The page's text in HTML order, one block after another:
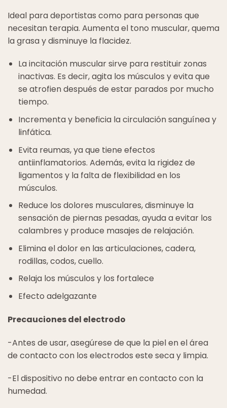
Ideal para deportistas como para personas que
necesitan terapia. Aumenta el tono muscular, quema
la grasa y disminuye la flacidez.
La incitación muscular sirve para restituir zonas
inactivas. Es decir, agita los músculos y evita que
se atrofien después de estar parados por mucho
tiempo.
Incrementa y beneficia la circulación sanguínea y
linfática.
Evita reumas, ya que tiene efectos
antiinflamatorios. Además, evita la rigidez de
ligamentos y la falta de flexibilidad en los
músculos.
Reduce los dolores musculares, disminuye la
sensación de piernas pesadas, ayuda a evitar los
calambres y produce masajes de relajación.
Elimina el dolor en las articulaciones, cadera,
rodillas, codos, cuello.
Relaja los músculos y los fortalece
Efecto adelgazante
Precauciones del electrodo
-Antes de usar, asegúrese de que la piel en el área
de contacto con los electrodos este seca y limpia.
-El dispositivo no debe entrar en contacto con la
humedad.